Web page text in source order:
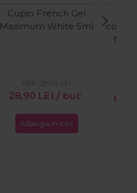
Cupio French Gel
Maximum White 5ml
28,90 LEI / buc
PRP: 29,00 LEI
Adauga in cos